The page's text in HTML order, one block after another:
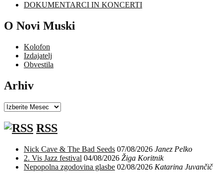
DOKUMENTARCI IN KONCERTI
O Novi Muski
Kolofon
Izdajatelj
Obvestila
Arhiv
Arhiv
RSS
Nick Cave & The Bad Seeds 07/08/2026 Janez Pelko
2. Vis Jazz festival 04/08/2026 Žiga Koritnik
Nepopolna zgodovina glasbe 02/08/2026 Katarina Juvančič